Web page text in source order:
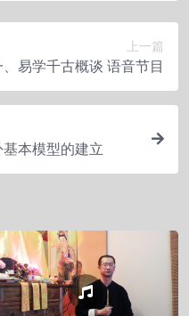
上一篇
易学千古概谈 语音节目
本模型的建立